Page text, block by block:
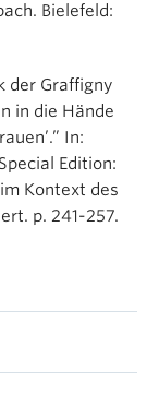
Bielefeld:
der Graffigny
in die Hände
In:
Edition:
Kontext des
p. 241-257.